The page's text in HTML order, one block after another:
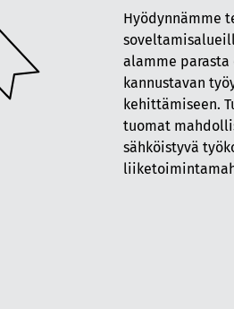
Hyödynnämme
alamme
kannustavan
kehittämiseen.
tuomat
sähköistyvä